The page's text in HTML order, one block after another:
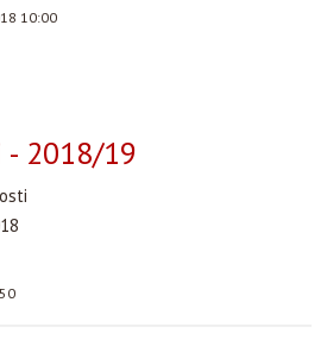
10:00
- 2018/19